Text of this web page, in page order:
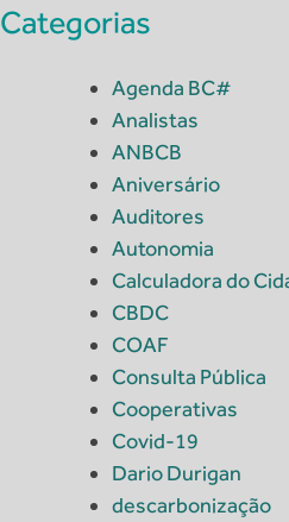
Categorias
Agenda BC#
Analistas
ANBCB
Aniversário
Auditores
Autonomia
Calculadora do
CBDC
COAF
Consulta Pública
Cooperativas
Covid-19
Dario Durigan
descarbonização